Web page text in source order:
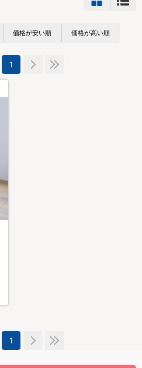
価格が安い順 価格が高い順
1
1